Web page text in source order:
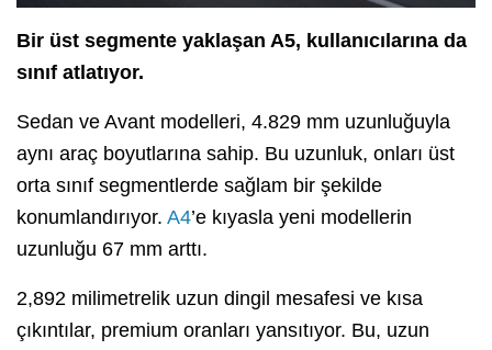
Bir üst segmente yaklaşan A5, kullanıcılarına da
sınıf atlatıyor.
Sedan ve Avant modelleri, 4.829 mm uzunluğuyla
aynı araç boyutlarına sahip. Bu uzunluk, onları üst
orta sınıf segmentlerde sağlam bir şekilde
konumlandırıyor. A4’e kıyasla yeni modellerin
uzunluğu 67 mm arttı.
2,892 milimetrelik uzun dingil mesafesi ve kısa
çıkıntılar, premium oranları yansıtıyor. Bu, uzun